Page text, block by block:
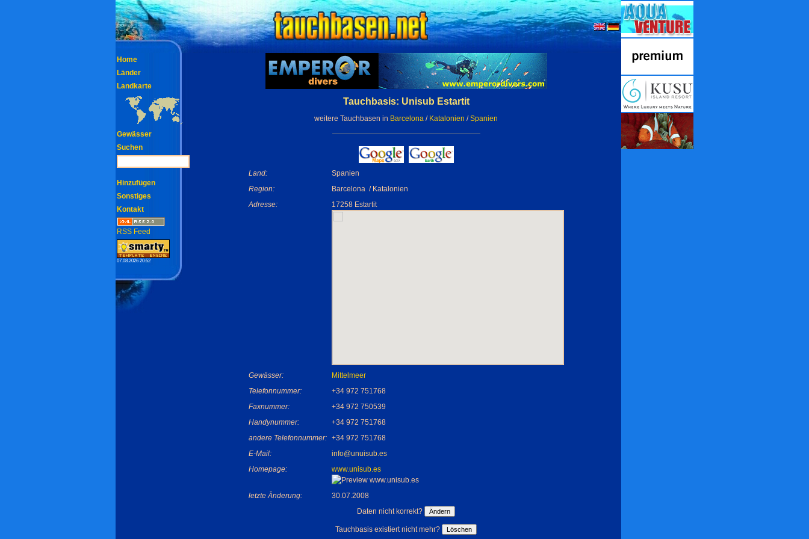
Tauchbasis: Unisub Estartit
weitere Tauchbasen in Barcelona / Katalonien /Spanien
Land:
Spanien
Region:
Barcelona / Katalonien
Adresse:
17258 Estartit
Gewässer:
Mittelmeer
Telefonnummer:
+34 972 751768
Faxnummer:
+34 972 750539
Handynummer:
+34 972 751768
andere Telefonnummer:
+34 972 751768
E-Mail:
info@unuisub.es
Homepage:
www.unisub.es
letzte Änderung:
30.07.2008
Daten nicht korrekt?
Tauchbasis existiert nicht mehr?
Home
Länder
Landkarte
Gewässer
Suchen
Hinzufügen
Sonstiges
Kontakt
RSS Feed
07.08.2026 20:52